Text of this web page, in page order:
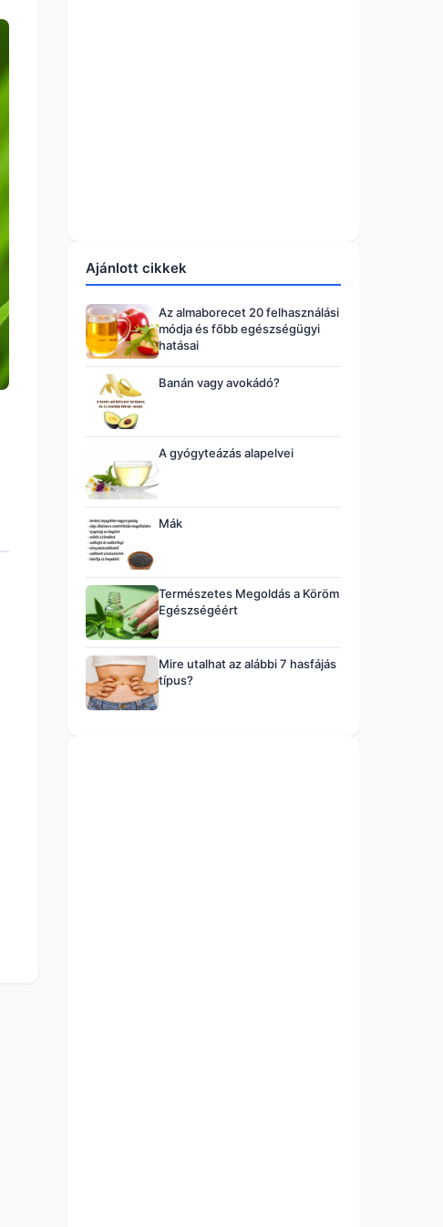
Ajánlott cikkek
Az almaborecet 20 felhasználási
módja és főbb egészségügyi
hatásai
Banán vagy avokádó?
A gyógyteázás alapelvei
Mák
Természetes Megoldás a Köröm
Egészségéért
Mire utalhat az alábbi 7 hasfájás
típus?